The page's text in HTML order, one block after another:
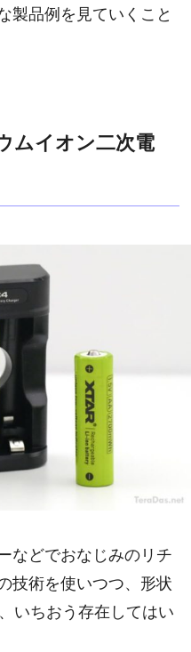
製品例を見ていくこと
ムイオン二次電
などでおなじみのリチ
技術を使いつつ、形状
いちおう存在してはい